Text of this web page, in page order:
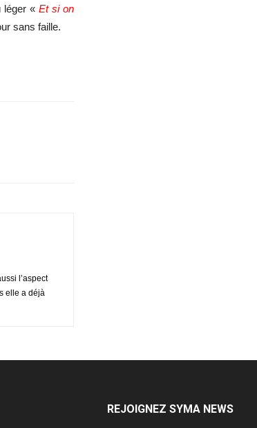
léger « Et si on
sans faille.
l’aspect
elle a déjà
REJOIGNEZ SYMA NEWS